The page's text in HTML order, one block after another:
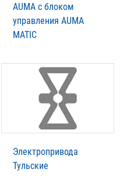
AUMA с блоком
управления AUMA
MATIC
Электропривода
Тульские